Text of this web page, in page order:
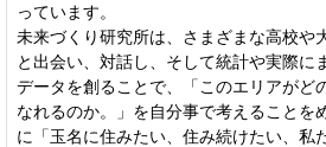
っています。
未来づくり研究所は、さまざまな高校や
と出会い、対話し、そして統計や実際に
データを創ることで、「このエリアがど
なれるのか。」を自分事で考えることを
に「玉名に住みたい、住み続けたい、私